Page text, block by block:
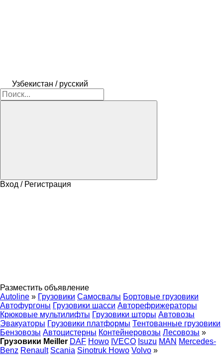
Узбекистан / русский
Вход / Регистрация
Разместить объявление
Autoline » Грузовики Самосвалы Бортовые грузовики
Автофургоны Грузовики шасси Авторефрижераторы
Крюковые мультилифты Грузовики шторы Автовозы
Эвакуаторы Грузовики платформы Тентованные грузовики
Бензовозы Автоцистерны Контейнеровозы Лесовозы »
Грузовики Meiller DAF Howo IVECO Isuzu MAN Mercedes-
Benz Renault Scania Sinotruk Howo Volvo »